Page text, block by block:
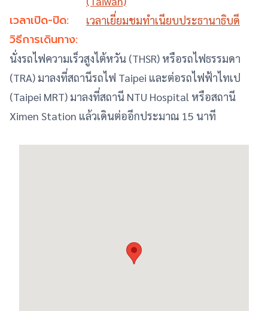
เวลาเปิด-ปิด: เวลาเยี่ยมชมทำเนียบประธานาธิบดี
วิธีการเดินทาง:
นั่งรถไฟความเร็วสูงไต้หวัน (THSR) หรือรถไฟธรรมดา
(TRA) มาลงที่สถานีรถไฟ Taipei และต่อรถไฟฟ้าไทเป
(Taipei MRT) มาลงที่สถานี NTU Hospital หรือสถานี
Ximen Station แล้วเดินต่ออีกประมาณ 15 นาที